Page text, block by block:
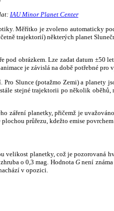
IAU Minor Planet Center
Měřítko je zvoleno automaticky
trajektorií) některých planet
obrázkem. Lze zadat datum ±50
je závislá na době potřebné pro
Slunce (potažmo Zemi) a
stejné trajektorii po několik
záření planetky, přičemž je
průřezu, kdežto emise povrchem
velikost planetky, což je pozorovaná
o 0,3 mag. HodnotaG není
v opozici.